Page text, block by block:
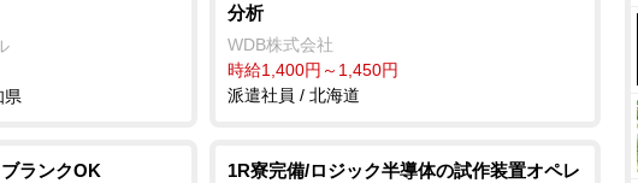
県
分析
WDB株式会社
時給1,400円～1,450円
派遣社員 / 北海道
ランクOK
1R寮完備/ロジック半導体の試作装置オペレ